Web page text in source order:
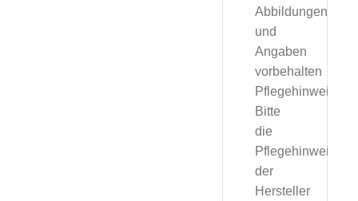
Abbildungen
und
Angaben
vorbehalten
Pflegehinweise:
Bitte
die
Pflegehinweise
der
Hersteller